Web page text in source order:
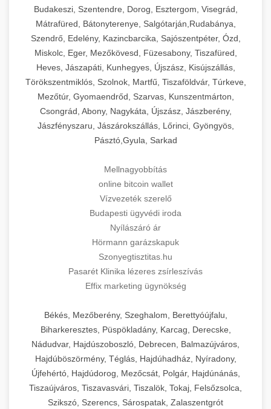
Budakeszi, Szentendre, Dorog, Esztergom, Visegrád,
Mátrafüred, Bátonyterenye, Salgótarján,Rudabánya,
Szendrő, Edelény, Kazincbarcika, Sajószentpéter, Ózd,
Miskolc, Eger, Mezőkövesd, Füzesabony, Tiszafüred,
Heves, Jászapáti, Kunhegyes, Újszász, Kisújszállás,
Törökszentmiklós, Szolnok, Martfű, Tiszaföldvár, Túrkeve,
Mezőtúr, Gyomaendrőd, Szarvas, Kunszentmárton,
Csongrád, Abony, Nagykáta, Újszász, Jászberény,
Jászfényszaru, Jászárokszállás, Lőrinci, Gyöngyös,
Pásztó,Gyula, Sarkad
Mellnagyobbítás
online bitcoin wallet
Vízvezeték szerelő
Budapesti ügyvédi iroda
Nyílászáró ár
Hörmann garázskapuk
Szonyegtisztitas.hu
Pasarét Klinika lézeres zsírleszívás
Effix marketing ügynökség
Békés, Mezőberény, Szeghalom, Berettyóújfalu,
Biharkeresztes, Püspökladány, Karcag, Derecske,
Nádudvar, Hajdúszoboszló, Debrecen, Balmazújváros,
Hajdúböszörmény, Téglás, Hajdúhadház, Nyíradony,
Újfehértó, Hajdúdorog, Mezőcsát, Polgár, Hajdúnánás,
Tiszaújváros, Tiszavasvári, Tiszalök, Tokaj, Felsőzsolca,
Szikszó, Szerencs, Sárospatak, Zalaszentgrót